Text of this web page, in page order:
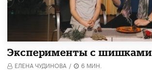
Эксперименты с шишками
ЕЛЕНА ЧУДИНОВА / 6 МИН.